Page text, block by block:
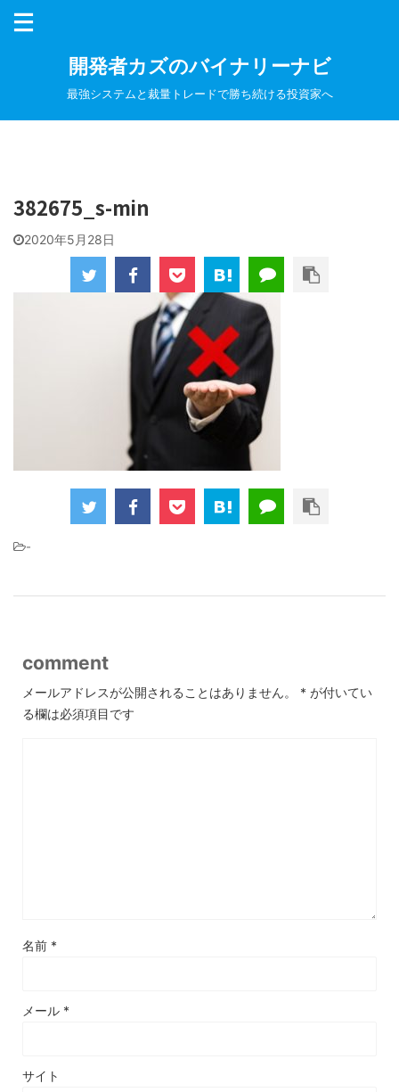
開発者カズのバイナリーナビ
最強システムと裁量トレードで勝ち続ける投資家へ
382675_s-min
2020年5月28日
-
comment
メールアドレスが公開されることはありません。 * が付いてい
る欄は必須項目です
名前 *
メール *
サイト